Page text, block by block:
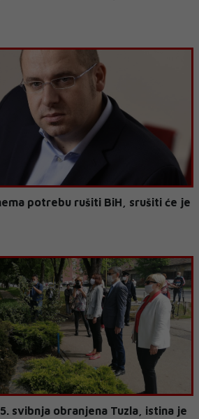
potrebu rušiti BiH, srušiti će je
svibnja obranjena Tuzla, istina je